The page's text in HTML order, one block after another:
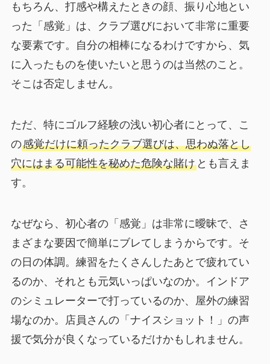
もちろん、打感や構えたときの顔、振り心地とい
った「感覚」は、クラブ選びにおいて非常に重要
な要素です。自分の相棒になるわけですから、気
に入ったものを使いたいと思うのは当然のこと。
そこは否定しません。
ただ、特にゴルフ経験の浅い初心者にとって、こ
の感覚だけに頼ったクラブ選びは、思わぬ落とし
穴にはまる可能性を秘めた危険な賭けとも言えま
す。
なぜなら、初心者の「感覚」は非常に曖昧で、さ
まざまな要因で簡単にブレてしまうからです。そ
の日の体調。練習をたくさんしたあとで疲れてい
るのか、それとも元気いっぱいなのか。インドア
のシミュレーターで打っているのか、屋外の練習
場なのか。店員さんの「ナイスショット！」の声
援で気分が良くなっているだけかもしれません。